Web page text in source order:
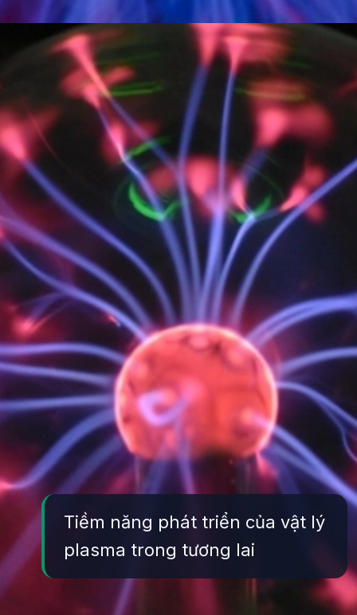
Đang mở
Tiềm năng phát triển của vật lý
plasma trong tương lai